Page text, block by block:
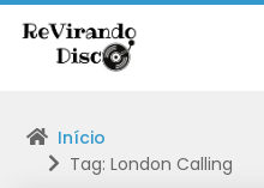
Início
Tag: London Calling